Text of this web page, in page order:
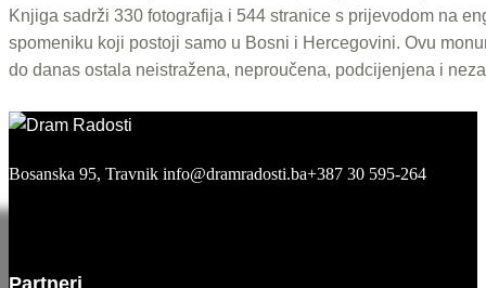
Knjiga sadrži 330 fotografija i 544 stranice s prijevodom na
spomeniku koji postoji samo u Bosni i Hercegovini. Ovu
do danas ostala neistražena, neproučena, podcijenjena i
Bosanska 95, Travnik info@dramradosti.ba+387 30 595-264
Partneri